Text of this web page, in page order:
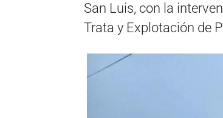
San Luis, con la
Trata y Explotación de